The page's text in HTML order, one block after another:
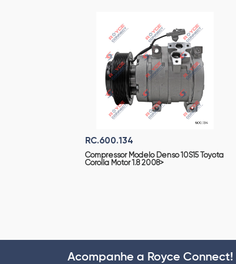
RC.600.134
Compressor Modelo Denso 10S15 Toyota
Corolla Motor 1.8 2008>
Acompanhe a Royce Connect!